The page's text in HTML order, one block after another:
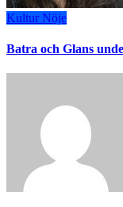
Kultur Nöje
Batra och Glans